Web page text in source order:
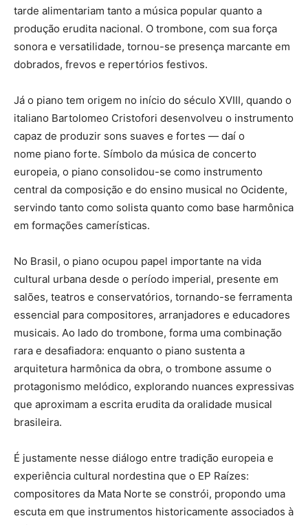
tarde alimentariam tanto a música popular quanto a
produção erudita nacional. O trombone, com sua força
sonora e versatilidade, tornou-se presença marcante em
dobrados, frevos e repertórios festivos.
Já o piano tem origem no início do século XVIII, quando o
italiano Bartolomeo Cristofori desenvolveu o instrumento
capaz de produzir sons suaves e fortes — daí o
nome piano forte. Símbolo da música de concerto
europeia, o piano consolidou-se como instrumento
central da composição e do ensino musical no Ocidente,
servindo tanto como solista quanto como base harmônica
em formações camerísticas.
No Brasil, o piano ocupou papel importante na vida
cultural urbana desde o período imperial, presente em
salões, teatros e conservatórios, tornando-se ferramenta
essencial para compositores, arranjadores e educadores
musicais. Ao lado do trombone, forma uma combinação
rara e desafiadora: enquanto o piano sustenta a
arquitetura harmônica da obra, o trombone assume o
protagonismo melódico, explorando nuances expressivas
que aproximam a escrita erudita da oralidade musical
brasileira.
É justamente nesse diálogo entre tradição europeia e
experiência cultural nordestina que o EP Raízes:
compositores da Mata Norte se constrói, propondo uma
escuta em que instrumentos historicamente associados à